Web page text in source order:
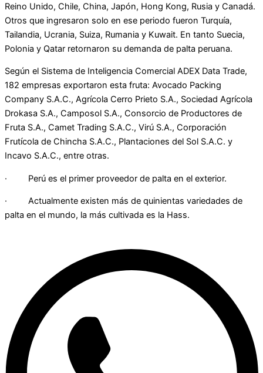
Reino Unido, Chile, China, Japón, Hong Kong, Rusia y Canadá.
Otros que ingresaron solo en ese periodo fueron Turquía,
Tailandia, Ucrania, Suiza, Rumania y Kuwait. En tanto Suecia,
Polonia y Qatar retornaron su demanda de palta peruana.
Según el Sistema de Inteligencia Comercial ADEX Data Trade,
182 empresas exportaron esta fruta: Avocado Packing
Company S.A.C., Agrícola Cerro Prieto S.A., Sociedad Agrícola
Drokasa S.A., Camposol S.A., Consorcio de Productores de
Fruta S.A., Camet Trading S.A.C., Virú S.A., Corporación
Frutícola de Chincha S.A.C., Plantaciones del Sol S.A.C. y
Incavo S.A.C., entre otras.
· Perú es el primer proveedor de palta en el exterior.
· Actualmente existen más de quinientas variedades de
palta en el mundo, la más cultivada es la Hass.